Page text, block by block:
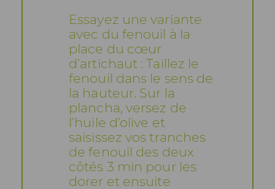
Essayez une variante
avec du fenouil à la
place du cœur
d’artichaut : Taillez le
fenouil dans le sens de
la hauteur. Sur la
plancha, versez de
l’huile d’olive et
saisissez vos tranches
de fenouil des deux
côtés 3 min pour les
dorer et ensuite